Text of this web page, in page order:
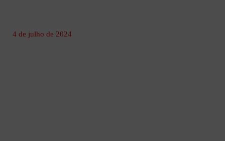
4 de julho de 2024